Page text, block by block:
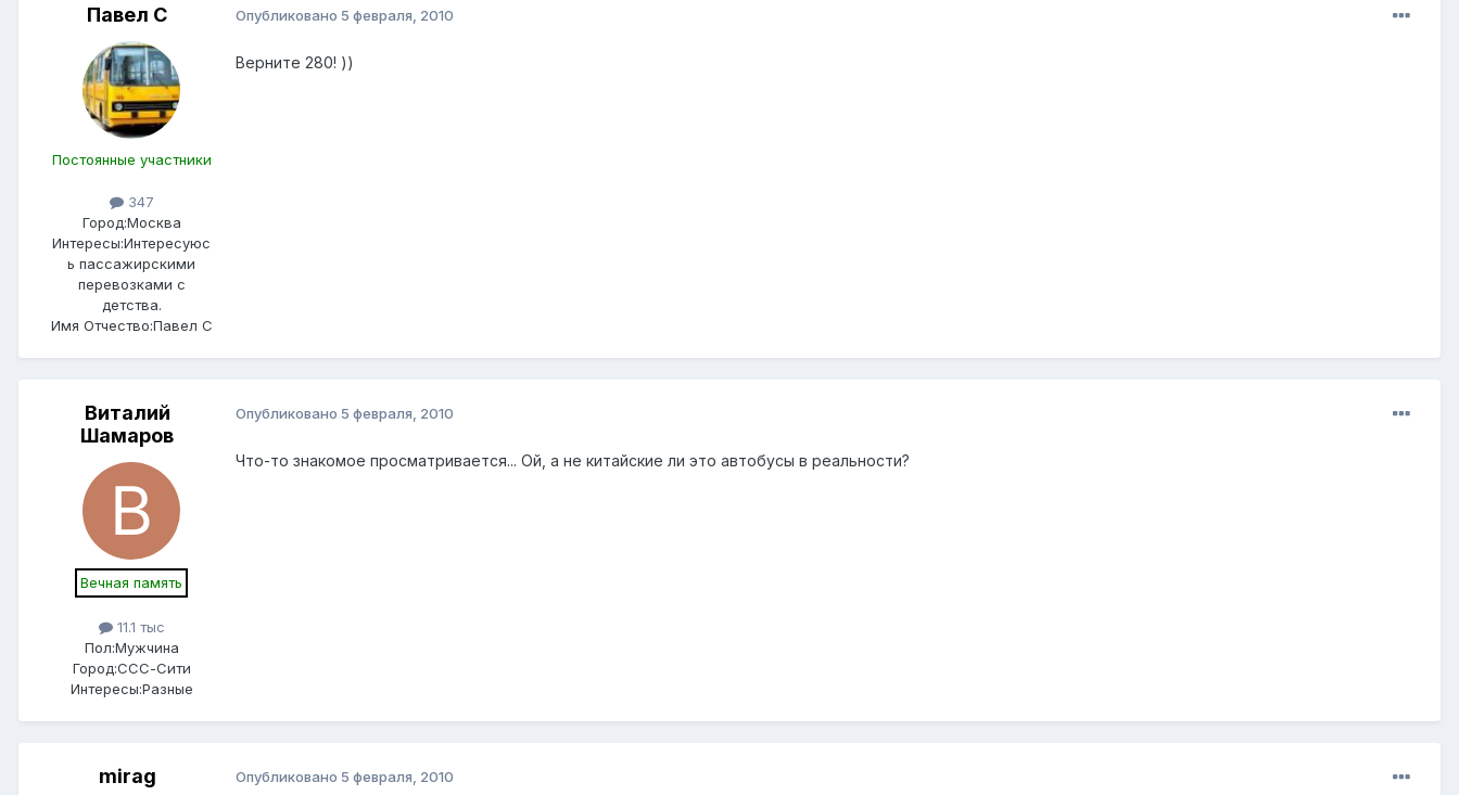
Павел С
Постоянные участники
347
Город:Москва
Интересы:Интересуюс
ь пассажирскими
перевозками с
детства.
Имя Отчество:Павел С
Опубликовано 5 февраля, 2010
Верните 280! ))
Виталий
Шамаров
Вечная память
11.1 тыс
Пол:Мужчина
Город:ССС-Сити
Интересы:Разные
Опубликовано 5 февраля, 2010
Что-то знакомое просматривается... Ой, а не китайские ли это автобусы в реальности?
mirag Опубликовано 5 февраля, 2010